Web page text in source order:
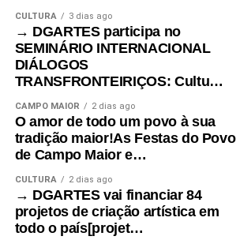
Source link
Facebook
Mastodon
EmailShare
CULTURA 3 dias ago
→ DGARTES participa no
SEMINÁRIO INTERNACIONAL
DIÁLOGOS
TRANSFRONTEIRIÇOS: Cultu…
CAMPO MAIOR 2 dias ago
O amor de todo um povo à sua
tradição maior!As Festas do Povo
de Campo Maior e…
CULTURA 2 dias ago
→ DGARTES vai financiar 84
projetos de criação artística em
todo o país[projet…